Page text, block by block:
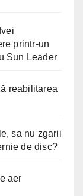
printr-un
Sun Leader
reabilitarea
sa nu zgarii
de disc?
aer